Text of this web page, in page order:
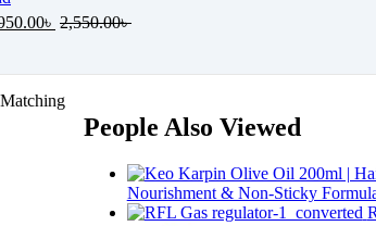
৳ 2,550.00৳
People Also Viewed
Nourishment & Non-Sticky